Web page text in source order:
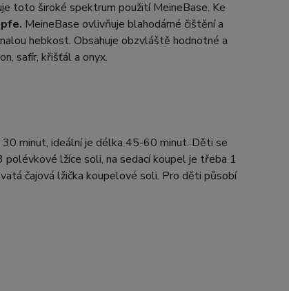
toto široké spektrum použití MeineBase. Ke
MeineBase ovlivňuje blahodárné čištění a
hebkost. Obsahuje obzvláště hodnotné a
safír, křišťál a onyx.
minut, ideální je délka 45-60 minut. Děti se
lžíce soli, na sedací koupel je třeba 1
čajová lžička koupelové soli. Pro děti působí